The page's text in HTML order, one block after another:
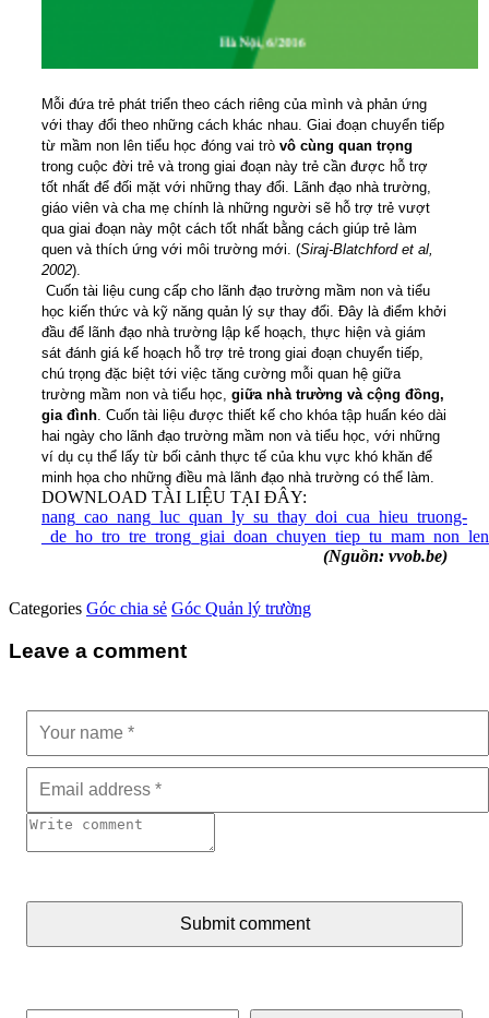
Mỗi đứa trẻ phát triển theo cách riêng của mình và phản ứng
với thay đổi theo những cách khác nhau. Giai đoạn chuyển tiếp
từ mầm non lên tiểu học đóng vai trò vô cùng quan trọng
trong cuộc đời trẻ và trong giai đoạn này trẻ cần được hỗ trợ
tốt nhất để đối mặt với những thay đổi. Lãnh đạo nhà trường,
giáo viên và cha mẹ chính là những người sẽ hỗ trợ trẻ vượt
qua giai đoạn này một cách tốt nhất bằng cách giúp trẻ làm
quen và thích ứng với môi trường mới. (Siraj-Blatchford et al,
2002).
Cuốn tài liệu cung cấp cho lãnh đạo trường mầm non và tiểu
học kiến thức và kỹ năng quản lý sự thay đổi. Đây là điểm khởi
đầu để lãnh đạo nhà trường lập kế hoạch, thực hiện và giám
sát đánh giá kế hoạch hỗ trợ trẻ trong giai đoạn chuyển tiếp,
chú trọng đặc biệt tới việc tăng cường mỗi quan hệ giữa
trường mầm non và tiểu học, giữa nhà trường và cộng đồng,
gia đình . Cuốn tài liệu được thiết kế cho khóa tập huấn kéo dài
hai ngày cho lãnh đạo trường mầm non và tiểu học, với những
ví dụ cụ thể lấy từ bối cảnh thực tế của khu vực khó khăn để
minh họa cho những điều mà lãnh đạo nhà trường có thể làm.
DOWNLOAD TÀI LIỆU TẠI ĐÂY:
nang_cao_nang_luc_quan_ly_su_thay_doi_cua_hieu_truong-
(Nguồn: vvob.be)
Categories Góc chia sẻ Góc Quản lý trường
Leave a comment
Submit comment
Tìm kiếm